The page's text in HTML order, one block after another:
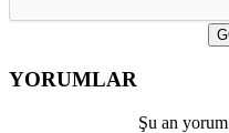
YORUMLAR
Şu an